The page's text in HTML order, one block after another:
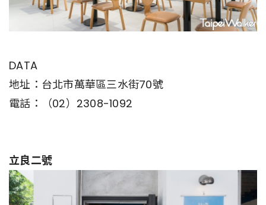
DATA
地址：台北市萬華區三水街70號
電話：（02）2308-1092
立良二號